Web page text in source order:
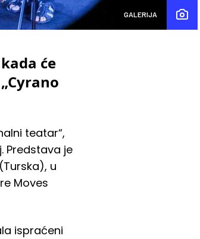
GALERIJA
će
teatar“,
Predstava je
u
Moves
ispraćeni